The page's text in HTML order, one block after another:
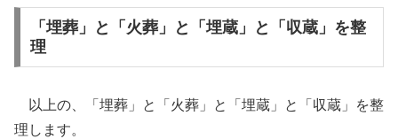
「埋葬」と「火葬」と「埋蔵」と「収蔵」を整
理
以上の、「埋葬」と「火葬」と「埋蔵」と「収蔵」を整
理します。